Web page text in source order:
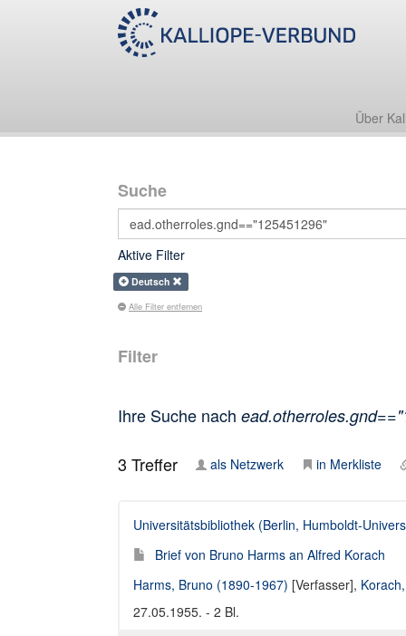
Über
Suche
Aktive Filter
Deutsch
Alle Filter entfernen
Filter
Ihre Suche nach
3 Treffer als Netzwerk in Merkliste
Universitätsbibliothek (Berlin, Humboldt-
Brief von Bruno Harms an Alfred Korach
Harms, Bruno (1890-1967) [Verfasser],
27.05.1955. - 2 Bl.